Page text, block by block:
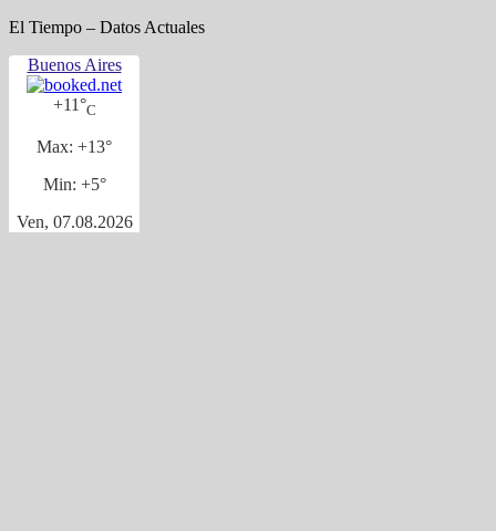
El Tiempo – Datos Actuales
Buenos Aires
+11°C
Max: +13°
Min: +5°
Ven, 07.08.2026